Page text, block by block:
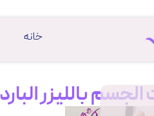
خانه
بالليزر البارد